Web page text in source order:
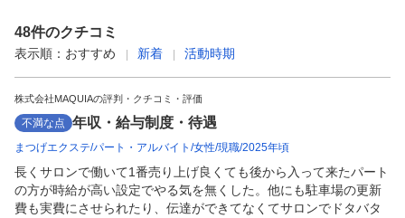
48件のクチコミ
表示順： おすすめ 新着 活動時期
株式会社MAQUIAの評判・クチコミ・評価
不満な点 年収・給与制度・待遇
まつげエクステ パート・アルバイト 女性 現職 2025年頃
長くサロンで働いて1番売り上げ良くても後から入って来たパート
の方が時給が高い設定でやる気を無くした。他にも駐車場の更新
費も実費にさせられたり、伝達ができてなくてサロンでドタバタ